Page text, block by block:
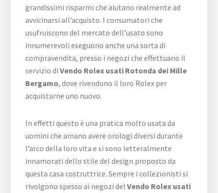
grandissimi risparmi che aiutano realmente ad
avvicinarsi all’acquisto. I consumatori che
usufruiscono del mercato dell’usato sono
innumerevoli eseguono anche una sorta di
compravendita, presso i negozi che effettuano il
servizio diVendo Rolex usati Rotonda dei Mille
Bergamo, dove rivendono il loro Rolex per
acquistarne uno nuovo.
In effetti questo è una pratica molto usata da
uomini che amano avere orologi diversi durante
l’arco della loro vita e si sono letteralmente
innamorati dello stile del design proposto da
questa casa costruttrice. Sempre i collezionisti si
rivolgono spesso ai negozi delVendo Rolex usati